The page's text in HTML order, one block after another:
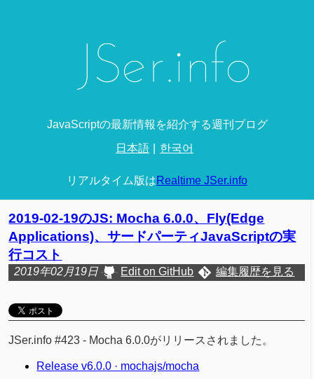
JavaScriptの最新情報を紹介する週刊ブログ
日本語 한국어
リアルタイム版はRealtime JSer.info
2019-02-19のJS: Mocha 6.0.0、Fly(Edge
Applications)、サードパーティJavaScriptの実
行コスト
2019年02月19日 Edit on GitHub 編集履歴を見る
JSer.info #423 - Mocha 6.0.0がリリースされました。
Release v6.0.0 · mochajs/mocha